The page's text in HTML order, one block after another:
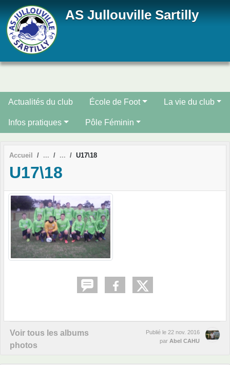
AS Jullouville Sartilly
Actualités du club École de Foot La vie du club
Infos pratiques Pôle Féminin
Accueil U17\18
U17\18
Voir tous les albums
photos
Publié le 22 nov. 2016
par Abel CAHU
Panneau de gestion des cookies